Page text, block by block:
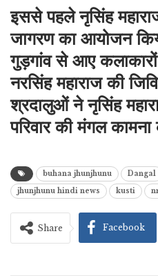
इससे पहले नृसिंह
जागरण का आयोजन
गुड़गांव से आए कलाकारों
नरसिंह महाराज की
श्रदालुओं ने नृसिंह
परिवार की मंगल कामना
buhana jhunjhunu Dangal
jhunjhunu hindi news
kusti
Share Facebook